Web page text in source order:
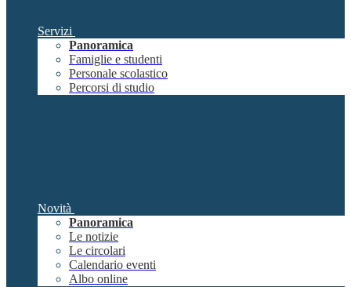
Servizi
Panoramica
Famiglie e studenti
Personale scolastico
Percorsi di studio
Novità
Panoramica
Le notizie
Le circolari
Calendario eventi
Albo online